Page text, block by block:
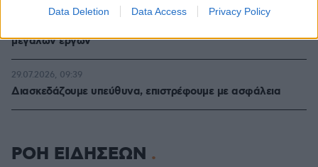
Data Deletion Data Access Privacy Policy
μεγάλων έργων
30.07.2026, 15:25
Διασκεδάζουμε υπεύθυνα, επιστρέφουμε με ασφάλεια
29.07.2026, 09:39
ΡΟΗ ΕΙΔΗΣΕΩΝ